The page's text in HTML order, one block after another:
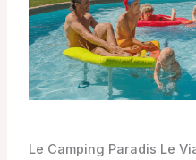
Le Camping Paradis Le